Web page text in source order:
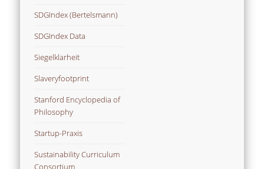
SDGIndex (Bertelsmann)
SDGIndex Data
Siegelklarheit
Slaveryfootprint
Stanford Encyclopedia of
Philosophy
Startup-Praxis
Sustainability Curriculum
Consortium